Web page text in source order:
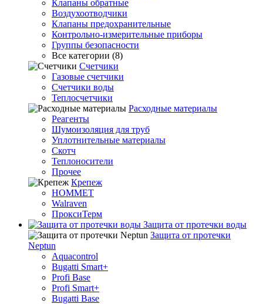
Клапаны обратные
Воздухоотводчики
Клапаны предохранительные
Контрольно-измерительные приборы
Группы безопасности
Все категории (8)
Счетчики
Газовые счетчики
Счетчики воды
Теплосчетчики
Расходные материалы
Реагенты
Шумоизоляция для труб
Уплотнительные материалы
Скотч
Теплоносители
Прочее
Крепеж
HOMMET
Walraven
ПроксиТерм
Защита от протечки воды
Защита от протечки
Neptun
Aquacontrol
Bugatti Smart+
Profi Base
Profi Smart+
Bugatti Base